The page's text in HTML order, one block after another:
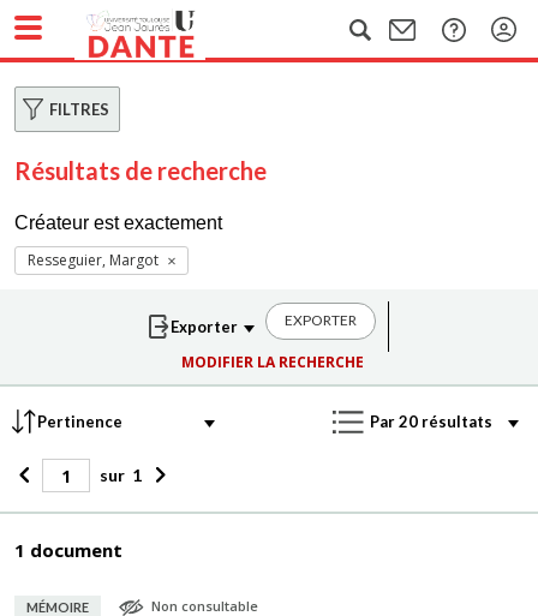
FILTRES
Résultats de recherche
Créateur est exactement
Resseguier, Margot
EXPORTER
MODIFIER LA RECHERCHE
sur 1
1 document
MÉMOIRE Non consultable